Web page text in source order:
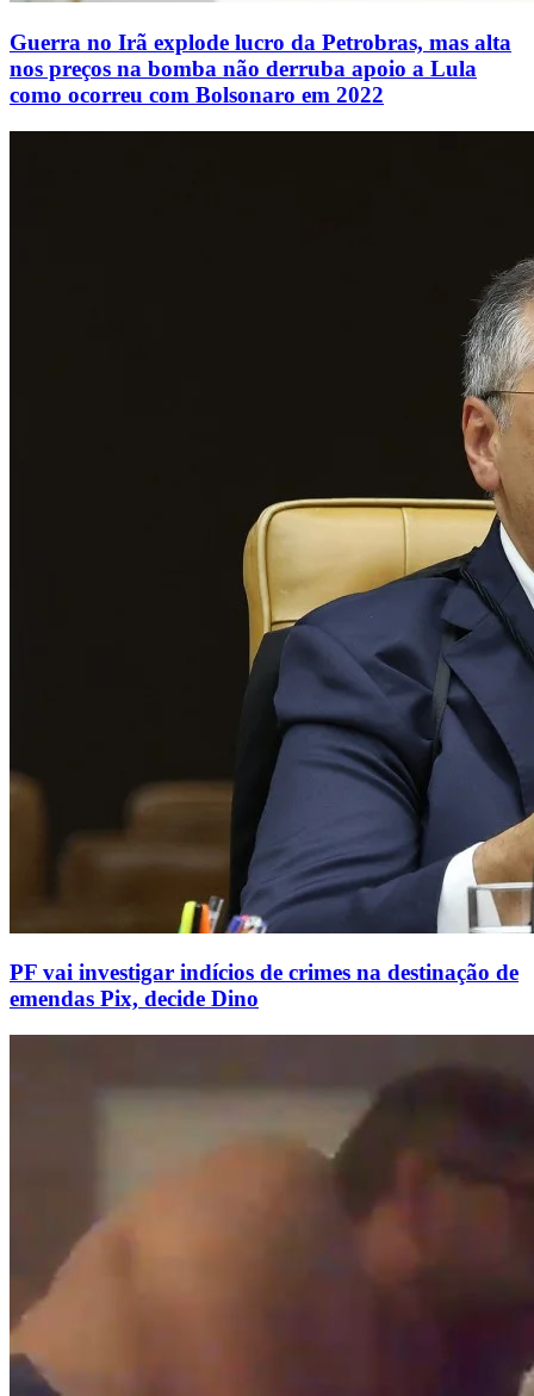
Guerra no Irã explode lucro da Petrobras, mas alta
nos preços na bomba não derruba apoio a Lula
como ocorreu com Bolsonaro em 2022
PF vai investigar indícios de crimes na destinação de
emendas Pix, decide Dino